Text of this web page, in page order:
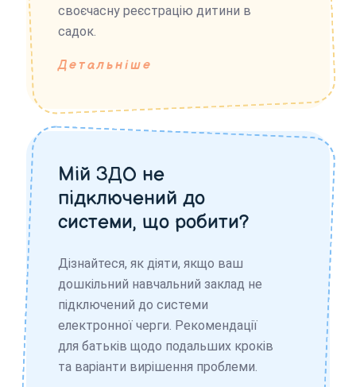
своєчасну реєстрацію дитини в
садок.
Детальніше
Мій ЗДО не
підключений до
системи, що робити?
Дізнайтеся, як діяти, якщо ваш
дошкільний навчальний заклад не
підключений до системи
електронної черги. Рекомендації
для батьків щодо подальших кроків
та варіанти вирішення проблеми.